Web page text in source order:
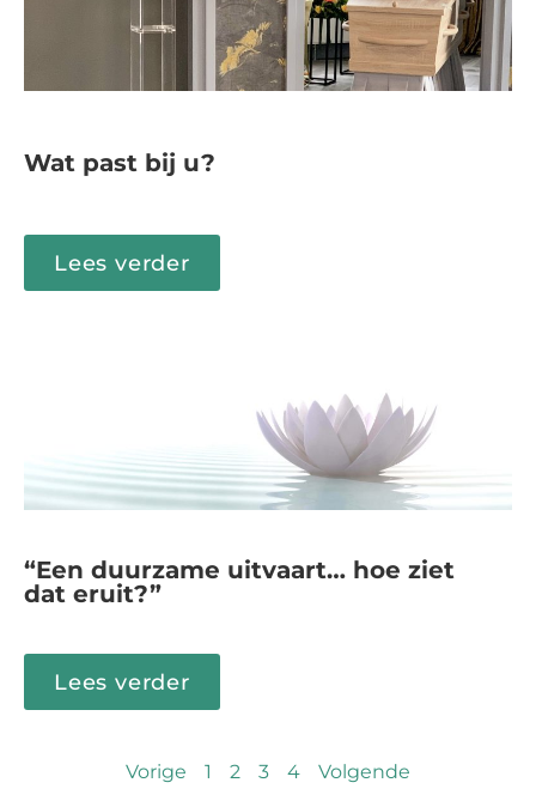
Wat past bij u?
Lees verder
“Een duurzame uitvaart… hoe ziet
dat eruit?”
Lees verder
Vorige 1 2 3 4 Volgende